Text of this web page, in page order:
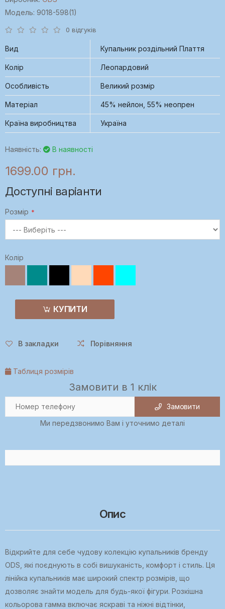
Модель: 9018-598(1)
0 відгуків
Вид Купальник роздільний Плаття
Колір Леопардовий
Особливість Великий розмір
Матеріал 45% нейлон, 55% неопрен
Країна виробництва Україна
Наявність: В наявності
1699.00 грн.
Доступні варіанти
Розмір
Колір
КУПИТИ
В закладки Порівняння
Таблиця розмірів
Замовити в 1 клік
Замовити
Ми передзвонимо Вам і уточнимо деталі
Опис
Відкрийте для себе чудову колекцію купальників бренду
ODS, які поєднують в собі вишуканість, комфорт і стиль. Ця
лінійка купальників має широкий спектр розмірів, що
дозволяє знайти модель для будь-якої фігури. Розкішна
кольорова гамма включає яскраві та ніжні відтінки,